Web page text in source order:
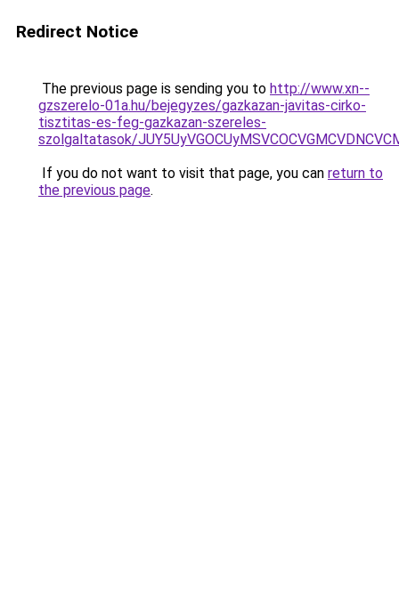
Redirect Notice
The previous page is sending you to http://www.xn--
gzszerelo-01a.hu/bejegyzes/gazkazan-javitas-cirko-
tisztitas-es-feg-gazkazan-szereles-
szolgaltatasok/
If you do not want to visit that page, you can return to
the previous page.